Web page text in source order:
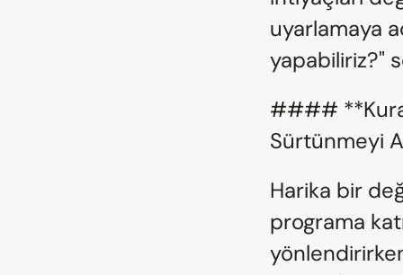
uyarlamaya
yapabiliriz?"
#### **Kural
Sürtünmeyi
Harika bir
programa